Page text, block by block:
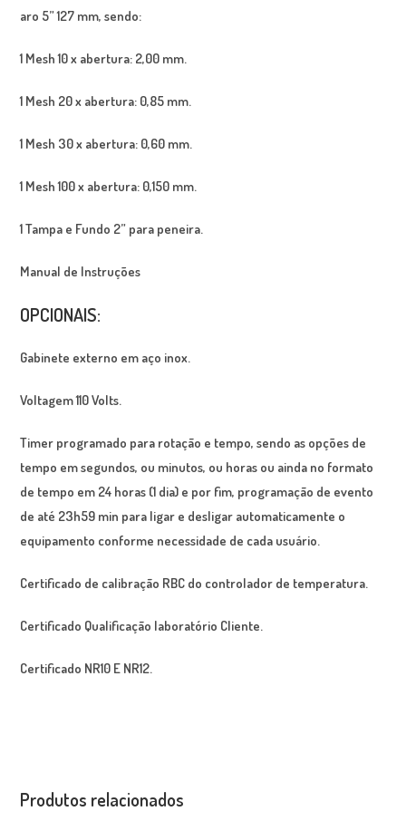
aro 5” 127 mm, sendo:
1 Mesh 10 x abertura: 2,00 mm.
1 Mesh 20 x abertura: 0,85 mm.
1 Mesh 30 x abertura: 0,60 mm.
1 Mesh 100 x abertura: 0,150 mm.
1 Tampa e Fundo 2” para peneira.
Manual de Instruções
OPCIONAIS:
Gabinete externo em aço inox.
Voltagem 110 Volts.
Timer programado para rotação e tempo, sendo as opções de
tempo em segundos, ou minutos, ou horas ou ainda no formato
de tempo em 24 horas (1 dia) e por fim, programação de evento
de até 23h59 min para ligar e desligar automaticamente o
equipamento conforme necessidade de cada usuário.
Certificado de calibração RBC do controlador de temperatura.
Certificado Qualificação laboratório Cliente.
Certificado NR10 E NR12.
Produtos relacionados